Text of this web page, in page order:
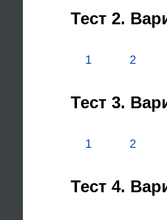
Тест 2.
1 2
Тест 3.
1 2
Тест 4.